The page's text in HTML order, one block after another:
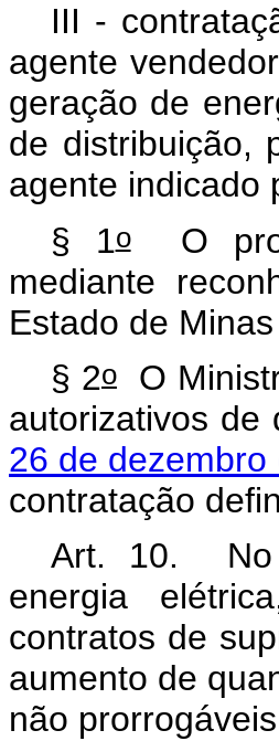
III -
agente
geração de
de distribuição,
agente indicado
§ 1oO
mediante
Estado de
§ 2oO
autorizativos de
26 de dezembro
contratação
Art. 10. No
energia
contratos de
aumento de
não